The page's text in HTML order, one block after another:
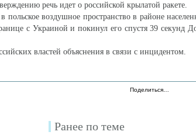
речь идет о российской крылатой ракете.
польское воздушное пространство в районе
с Украиной и покинул его спустя 39 секунд
властей объяснения в связи с инцидентом.
Поделиться…
Ранее по теме